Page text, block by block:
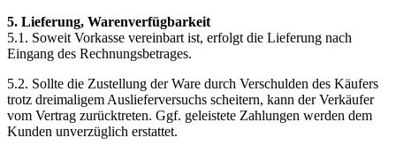
5. Lieferung, Warenverfügbarkeit
5.1. Soweit Vorkasse vereinbart ist, erfolgt die Lieferung nach
Eingang des Rechnungsbetrages.
5.2. Sollte die Zustellung der Ware durch Verschulden des Käufers
trotz dreimaligem Auslieferversuchs scheitern, kann der Verkäufer
vom Vertrag zurücktreten. Ggf. geleistete Zahlungen werden dem
Kunden unverzüglich erstattet.